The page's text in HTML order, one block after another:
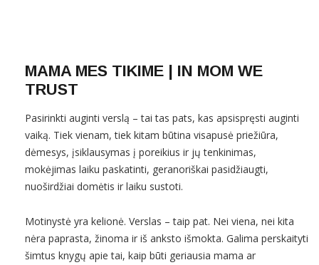
MAMA MES TIKIME | IN MOM WE
TRUST
Pasirinkti auginti verslą – tai tas pats, kas apsispręsti auginti
vaiką. Tiek vienam, tiek kitam būtina visapusė priežiūra,
dėmesys, įsiklausymas į poreikius ir jų tenkinimas,
mokėjimas laiku paskatinti, geranoriškai pasidžiaugti,
nuoširdžiai domėtis ir laiku sustoti.
Motinystė yra kelionė. Verslas – taip pat. Nei viena, nei kita
nėra paprasta, žinoma ir iš anksto išmokta. Galima perskaityti
šimtus knygų apie tai, kaip būti geriausia mama ar